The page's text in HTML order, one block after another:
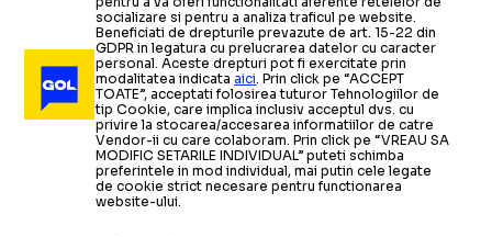
socializare si pentru a analiza traficul pe website.
Beneficiati de drepturile prevazute de art. 15-22 din
GDPR in legatura cu prelucrarea datelor cu caracter
personal. Aceste drepturi pot fi exercitate prin
modalitatea indicataaici. Prin click pe “ACCEPT
TOATE”, acceptati folosirea tuturor Tehnologiilor de
tip Cookie, care implica inclusiv acceptul dvs. cu
privire la stocarea/accesarea informatiilor de catre
Vendor-ii cu care colaboram. Prin click pe “VREAU SA
MODIFIC SETARILE INDIVIDUAL” puteti schimba
preferintele in mod individual, mai putin cele legate
de cookie strict necesare pentru functionarea
website-ului.